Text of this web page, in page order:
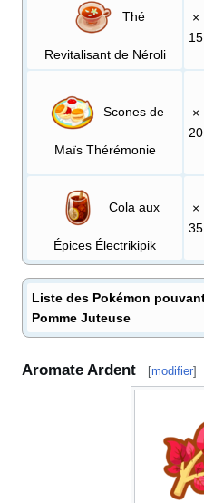
Thé
Revitalisant de Néroli
×
15
Scones de
Maïs Thérémonie
×
20
Cola aux
Épices Électrikipik
×
35
Liste des Pokémon
Pomme Juteuse
Aromate Ardent [modifier]